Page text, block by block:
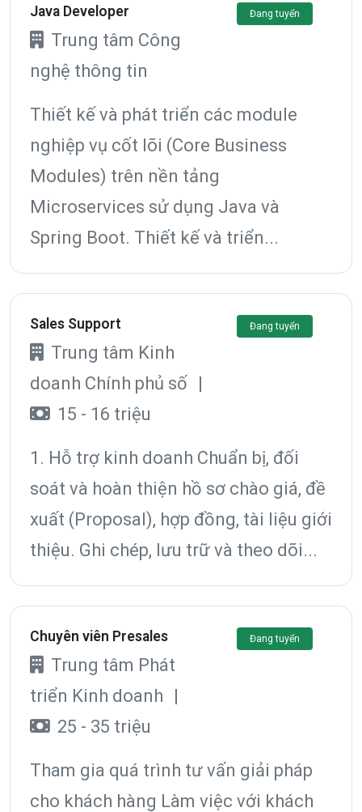
Java Developer
Trung tâm Công
nghệ thông tin
Đang tuyển
Thiết kế và phát triển các module
nghiệp vụ cốt lõi (Core Business
Modules) trên nền tảng
Microservices sử dụng Java và
Spring Boot. Thiết kế và triển...
Sales Support
Trung tâm Kinh
doanh Chính phủ số
|
15 - 16 triệu
Đang tuyển
1. Hỗ trợ kinh doanh Chuẩn bị, đối
soát và hoàn thiện hồ sơ chào giá, đề
xuất (Proposal), hợp đồng, tài liệu giới
thiệu. Ghi chép, lưu trữ và theo dõi...
Chuyên viên Presales
Trung tâm Phát
triển Kinh doanh
|
25 - 35 triệu
Đang tuyển
Tham gia quá trình tư vấn giải pháp
cho khách hàng Làm việc với khách